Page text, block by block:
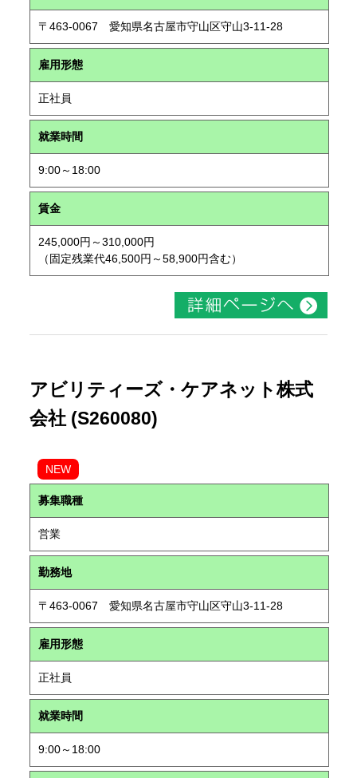
〒463-0067 愛知県名古屋市守山区守山3-11-28
雇用形態
正社員
就業時間
9:00～18:00
賃金
245,000円～310,000円
（固定残業代46,500円～58,900円含む）
アビリティーズ・ケアネット株式
会社 (S260080)
NEW
募集職種
営業
勤務地
〒463-0067 愛知県名古屋市守山区守山3-11-28
雇用形態
正社員
就業時間
9:00～18:00